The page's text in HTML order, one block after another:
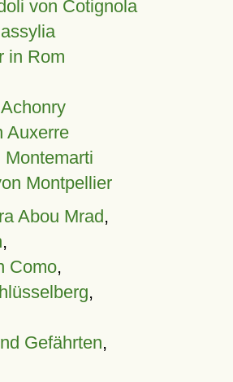
von Cotignola
in Rom
Auxerre
Montpellier
Abou Mrad,
,
Como,
,
Gefährten,